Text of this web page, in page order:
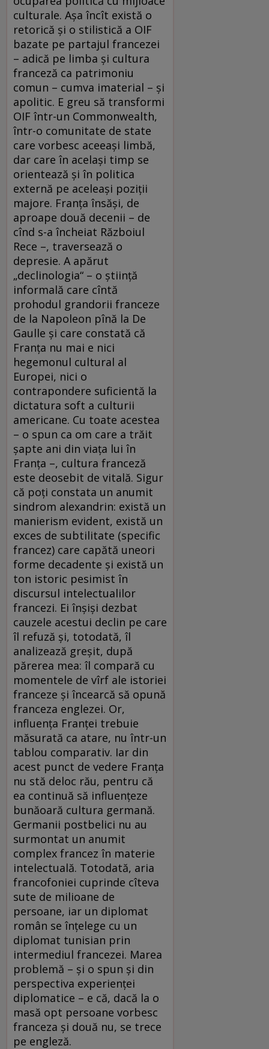
culturale. Aşa încît există o
retorică şi o stilistică a OIF
bazate pe partajul francezei
– adică pe limba şi cultura
franceză ca patrimoniu
comun – cumva imaterial – şi
apolitic. E greu să transformi
OIF într-un Commonwealth,
într-o comunitate de state
care vorbesc aceeaşi limbă,
dar care în acelaşi timp se
orientează şi în politica
externă pe aceleaşi poziţii
majore. Franţa însăşi, de
aproape două decenii – de
cînd s-a încheiat Războiul
Rece –, traversează o
depresie. A apărut
„declinologia“ – o ştiinţă
informală care cîntă
prohodul grandorii franceze
de la Napoleon pînă la De
Gaulle şi care constată că
Franţa nu mai e nici
hegemonul cultural al
Europei, nici o
contrapondere suficientă la
dictatura soft a culturii
americane. Cu toate acestea
– o spun ca om care a trăit
şapte ani din viaţa lui în
Franţa –, cultura franceză
este deosebit de vitală. Sigur
că poţi constata un anumit
sindrom alexandrin: există un
manierism evident, există un
exces de subtilitate (specific
francez) care capătă uneori
forme decadente şi există un
ton istoric pesimist în
discursul intelectualilor
francezi. Ei înşişi dezbat
cauzele acestui declin pe care
îl refuză şi, totodată, îl
analizează greşit, după
părerea mea: îl compară cu
momentele de vîrf ale istoriei
franceze şi încearcă să opună
franceza englezei. Or,
influenţa Franţei trebuie
măsurată ca atare, nu într-un
tablou comparativ. Iar din
acest punct de vedere Franţa
nu stă deloc rău, pentru că
ea continuă să influenţeze
bunăoară cultura germană.
Germanii postbelici nu au
surmontat un anumit
complex francez în materie
intelectuală. Totodată, aria
francofoniei cuprinde cîteva
sute de milioane de
persoane, iar un diplomat
român se înţelege cu un
diplomat tunisian prin
intermediul francezei. Marea
problemă – şi o spun şi din
perspectiva experienţei
diplomatice – e că, dacă la o
masă opt persoane vorbesc
franceza şi două nu, se trece
pe engleză.